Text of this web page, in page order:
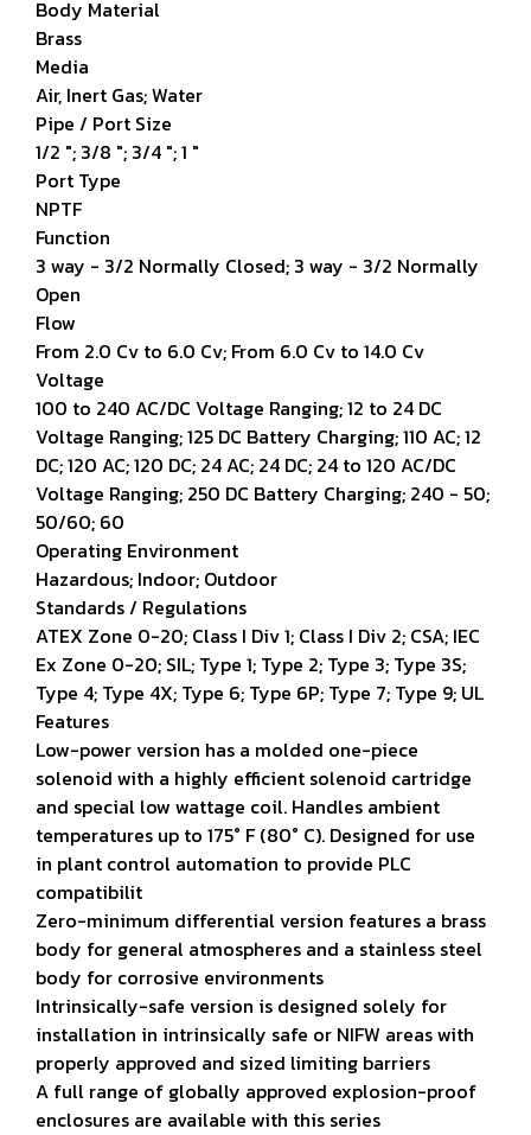
Body Material
Brass
Media
Air, Inert Gas; Water
Pipe / Port Size
1/2 "; 3/8 "; 3/4 "; 1 "
Port Type
NPTF
Function
3 way - 3/2 Normally Closed; 3 way - 3/2 Normally
Open
Flow
From 2.0 Cv to 6.0 Cv; From 6.0 Cv to 14.0 Cv
Voltage
100 to 240 AC/DC Voltage Ranging; 12 to 24 DC
Voltage Ranging; 125 DC Battery Charging; 110 AC; 12
DC; 120 AC; 120 DC; 24 AC; 24 DC; 24 to 120 AC/DC
Voltage Ranging; 250 DC Battery Charging; 240 - 50;
50/60; 60
Operating Environment
Hazardous; Indoor; Outdoor
Standards / Regulations
ATEX Zone 0-20; Class I Div 1; Class I Div 2; CSA; IEC
Ex Zone 0-20; SIL; Type 1; Type 2; Type 3; Type 3S;
Type 4; Type 4X; Type 6; Type 6P; Type 7; Type 9; UL
Features
Low-power version has a molded one-piece
solenoid with a highly efficient solenoid cartridge
and special low wattage coil. Handles ambient
temperatures up to 175° F (80° C). Designed for use
in plant control automation to provide PLC
compatibilit
Zero-minimum differential version features a brass
body for general atmospheres and a stainless steel
body for corrosive environments
Intrinsically-safe version is designed solely for
installation in intrinsically safe or NIFW areas with
properly approved and sized limiting barriers
A full range of globally approved explosion-proof
enclosures are available with this series